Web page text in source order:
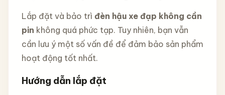
Lắp đặt và bảo trì đèn hậu xe đạp không cần
pin không quá phức tạp. Tuy nhiên, bạn vẫn
cần lưu ý một số vấn đề để đảm bảo sản phẩm
hoạt động tốt nhất.
Hướng dẫn lắp đặt